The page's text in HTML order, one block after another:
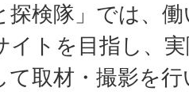
探検隊」では、
イトを目指し、
て取材・撮影を